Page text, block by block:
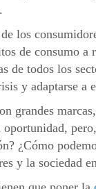
los
de consumo a
de todos los
y adaptarse a
grandes
¿Cómo
y la sociedad